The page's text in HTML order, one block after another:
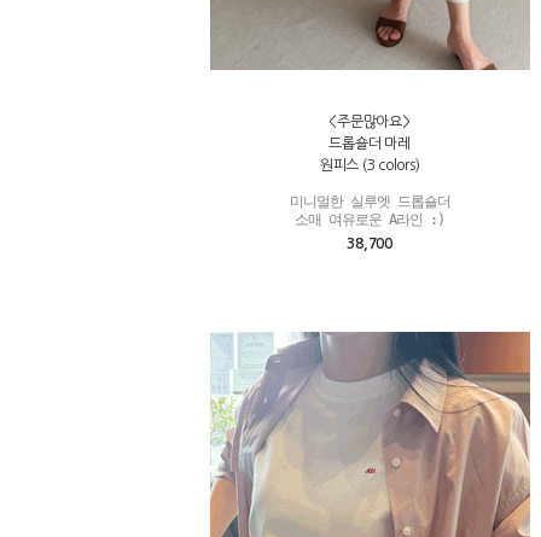
<주문많아요>
드롭숄더 마레
원피스 (3 colors)
미니멀한 실루엣 드롭숄더
소매 여유로운 A라인 :)
38,700